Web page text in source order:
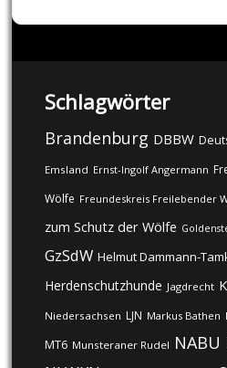
Schlagwörter
Brandenburg DBBW
Emsland Ernst-Ingolf Angermann
Wölfe Freundeskreis Freilebender
zum Schutz der Wölfe
GzSdW Helmut Dammann-
Herdenschutzhunde Jagdrecht
Niedersachsen LJN Markus Bathen
MT6 Munsteraner Rudel NABU